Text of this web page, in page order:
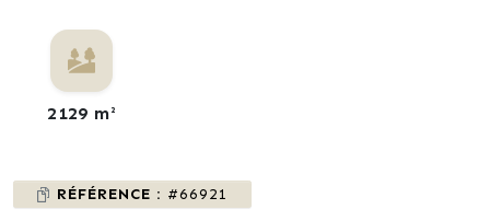
2129 m²
RÉFÉRENCE : #66921